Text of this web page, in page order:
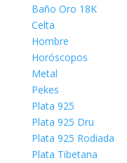
Baño Oro 18K
Celta
Hombre
Horóscopos
Metal
Pekes
Plata 925
Plata 925 Dru
Plata 925 Rodiada
Plata Tibetana